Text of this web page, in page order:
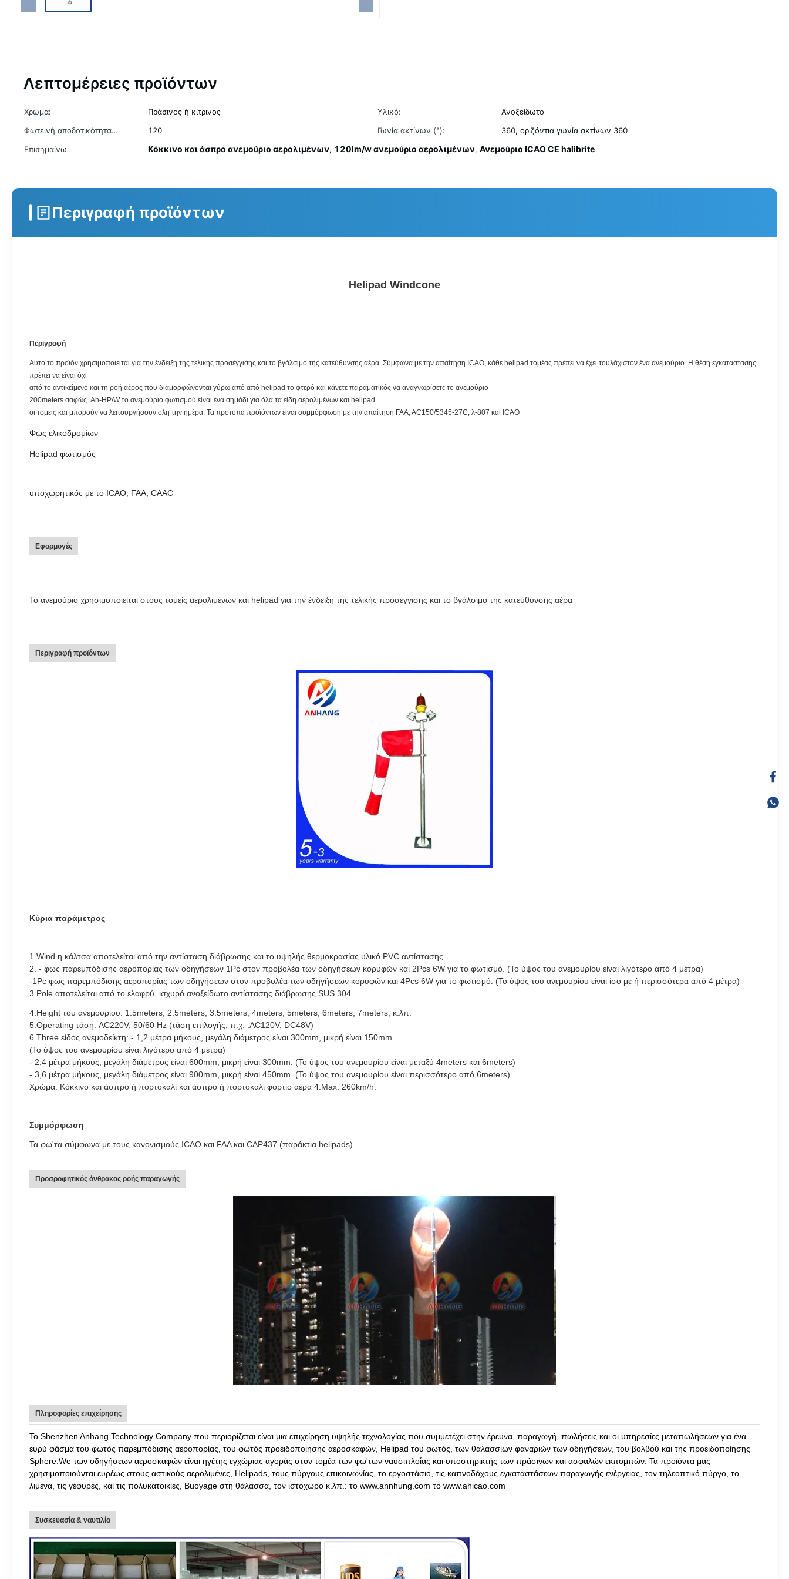
Λεπτομέρειες προϊόντων
Χρώμα: Πράσινος ή κίτρινος Υλικό:
Ανοξείδωτο
Φωτεινή αποδοτικότητα
λαμπτήρων (lm/w):
120 Γωνία ακτίνων (°):
360, οριζόντια γωνία ακτίνων 360
Επισημαίνω
Κόκκινο και άσπρο ανεμούριο αερολιμένων, 120lm/w ανεμούριο αερολιμένων, Ανεμούριο ICAO CE halibrite
Περιγραφή προϊόντων
Helipad Windcone
Περιγραφή
Αυτό το προϊόν χρησιμοποιείται για την ένδειξη της τελικής προσέγγισης και το βγάλσιμο της κατεύθυνσης αέρα. Σύμφωνα με την απαίτηση ICAO, κάθε helipad τομέας πρέπει να έχει τουλάχιστον ένα ανεμούριο. Η θέση εγκατάστασης
πρέπει να είναι όχι
από το αντικείμενο και τη ροή αέρος που διαμορφώνονται γύρω από από helipad το φτερό και κάνετε πειραματικός να αναγνωρίσετε το ανεμούριο
200meters σαφώς. Ah-HP/W το ανεμούριο φωτισμού είναι ένα σημάδι για όλα τα είδη αερολιμένων και helipad
οι τομείς και μπορούν να λειτουργήσουν όλη την ημέρα. Τα πρότυπα προϊόντων είναι συμμόρφωση με την απαίτηση FAA, AC150/5345-27C, λ-807 και ICAO
Φως ελικοδρομίων
Helipad φωτισμός
υποχωρητικός με το ICAO, FAA, CAAC
Εφαρμογές
Το ανεμούριο χρησιμοποιείται στους τομείς αερολιμένων και helipad για την ένδειξη της τελικής προσέγγισης και το βγάλσιμο της κατεύθυνσης αέρα
Περιγραφή προϊόντων
Κύρια παράμετρος
1.Wind η κάλτσα αποτελείται από την αντίσταση διάβρωσης και το υψηλής θερμοκρασίας υλικό PVC αντίστασης.
2. - φως παρεμπόδισης αεροπορίας των οδηγήσεων 1Pc στον προβολέα των οδηγήσεων κορυφών και 2Pcs 6W για το φωτισμό. (Το ύψος του ανεμουρίου είναι λιγότερο από 4 μέτρα)
-1Pc φως παρεμπόδισης αεροπορίας των οδηγήσεων στον προβολέα των οδηγήσεων κορυφών και 4Pcs 6W για το φωτισμό. (Το ύψος του ανεμουρίου είναι ίσο με ή περισσότερα από 4 μέτρα)
3.Pole αποτελείται από το ελαφρύ, ισχυρό ανοξείδωτο αντίστασης διάβρωσης SUS 304.
4.Height του ανεμουρίου: 1.5meters, 2.5meters, 3.5meters, 4meters, 5meters, 6meters, 7meters, κ.λπ.
5.Operating τάση: AC220V, 50/60 Hz (τάση επιλογής, π.χ. .AC120V, DC48V)
6.Three είδος ανεμοδείκτη: - 1,2 μέτρα μήκους, μεγάλη διάμετρος είναι 300mm, μικρή είναι 150mm
(Το ύψος του ανεμουρίου είναι λιγότερο από 4 μέτρα)
- 2,4 μέτρα μήκους, μεγάλη διάμετρος είναι 600mm, μικρή είναι 300mm. (Το ύψος του ανεμουρίου είναι μεταξύ 4meters και 6meters)
- 3,6 μέτρα μήκους, μεγάλη διάμετρος είναι 900mm, μικρή είναι 450mm. (Το ύψος του ανεμουρίου είναι περισσότερο από 6meters)
Χρώμα: Κόκκινο και άσπρο ή πορτοκαλί και άσπρο ή πορτοκαλί φορτίο αέρα 4.Max: 260km/h.
Συμμόρφωση
Τα φω'τα σύμφωνα με τους κανονισμούς ICAO και FAA και CAP437 (παράκτια helipads)
Προσροφητικός άνθρακας ροής παραγωγής
Πληροφορίες επιχείρησης
Το Shenzhen Anhang Technology Company που περιορίζεται είναι μια επιχείρηση υψηλής τεχνολογίας που συμμετέχει στην έρευνα, παραγωγή, πωλήσεις και οι υπηρεσίες μεταπωλήσεων για ένα
ευρύ φάσμα του φωτός παρεμπόδισης αεροπορίας, του φωτός προειδοποίησης αεροσκαφών, Helipad του φωτός, των θαλασσίων φαναριών των οδηγήσεων, του βολβού και της προειδοποίησης
Sphere.We των οδηγήσεων αεροσκαφών είναι ηγέτης εγχώριας αγοράς στον τομέα των φω'των ναυσιπλοΐας και υποστηρικτής των πράσινων και ασφαλών εκπομπών. Τα προϊόντα μας
χρησιμοποιούνται ευρέως στους αστικούς αερολιμένες, Helipads, τους πύργους επικοινωνίας, το εργοστάσιο, τις καπνοδόχους εγκαταστάσεων παραγωγής ενέργειας, τον τηλεοπτικό πύργο, το
λιμένα, τις γέφυρες, και τις πολυκατοικίες, Buoyage στη θάλασσα, τον ιστοχώρο κ.λπ.: το www.annhung.com το www.ahicao.com
Συσκευασία & ναυτιλία